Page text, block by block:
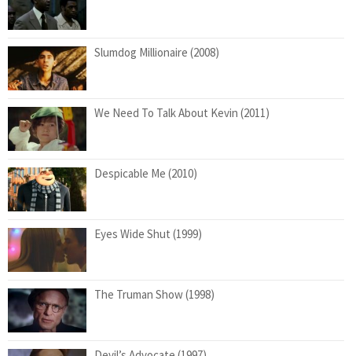
Slumdog Millionaire (2008)
We Need To Talk About Kevin (2011)
Despicable Me (2010)
Eyes Wide Shut (1999)
The Truman Show (1998)